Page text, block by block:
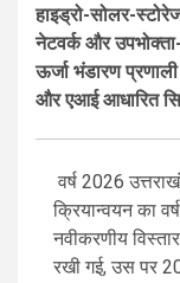
हाइड्रो-सोलर-
नेटवर्क और
ऊर्जा भंडारण प्रणाली
और एआई आधारित
वर्ष 2026
क्रियान्वयन का
नवीकरणीय
रखी गई, उस पर